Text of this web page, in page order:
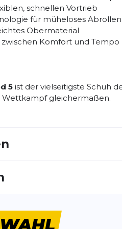
schnellen Vortrieb
für müheloses Abrollen
Obermaterial
Komfort und Tempo
5 ist der vielseitigste Schuh
gleichermaßen.
mittel
ein toller Schuh für Speed